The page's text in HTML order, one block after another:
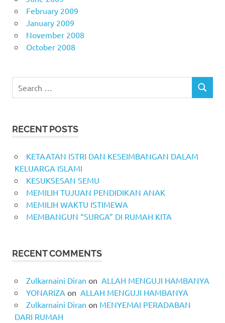
February 2009
January 2009
November 2008
October 2008
for:
SEARCH
RECENT POSTS
KETAATAN ISTRI DAN KESEIMBANGAN DALAM
KELUARGA ISLAMI
KESUKSESAN SEMU
MEMILIH TUJUAN PENDIDIKAN ANAK
MEMILIH WAKTU ISTIMEWA
MEMBANGUN “SURGA” DI RUMAH KITA
RECENT COMMENTS
Zulkarnaini Diran on ALLAH MENGUJI HAMBANYA
YONARIZA on ALLAH MENGUJI HAMBANYA
Zulkarnaini Diran on MENYEMAI PERADABAN
DARI RUMAH